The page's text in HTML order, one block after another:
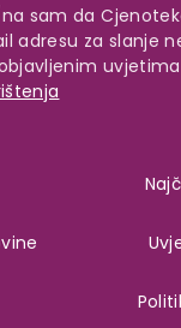
sam da
adresu za slanje